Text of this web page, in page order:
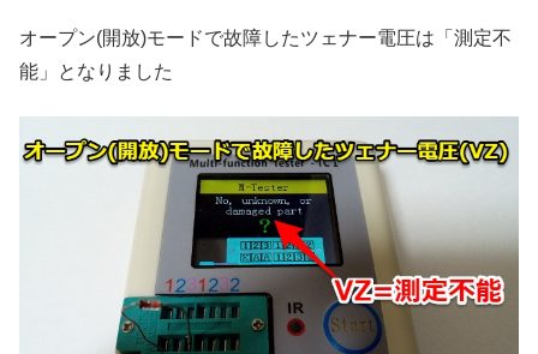
オープン(開放)モードで故障したツェナー電圧は「測定不
能」となりました